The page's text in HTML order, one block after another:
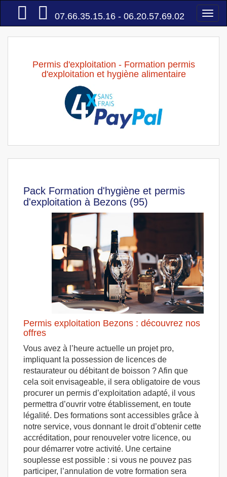
Accueil
07.66.35.15.16 - 06.20.57.69.02
Permis d'exploitation - Formation permis
d'exploitation et hygiène alimentaire
Pack Formation d'hygiène et permis
d'exploitation à Bezons (95)
Permis exploitation Bezons : découvrez nos
offres
Vous avez à l’heure actuelle un projet pro,
impliquant la possession de licences de
restaurateur ou débitant de boisson ? Afin que
cela soit envisageable, il sera obligatoire de vous
procurer un permis d’exploitation adapté, il vous
permettra d’ouvrir votre établissement, en toute
légalité. Des formations sont accessibles grâce à
notre service, vous donnant le droit d’obtenir cette
accréditation, pour renouveler votre licence, ou
pour démarrer votre activité. Une certaine
souplesse est possible : si vous ne pouvez pas
participer, l’annulation de votre formation sera